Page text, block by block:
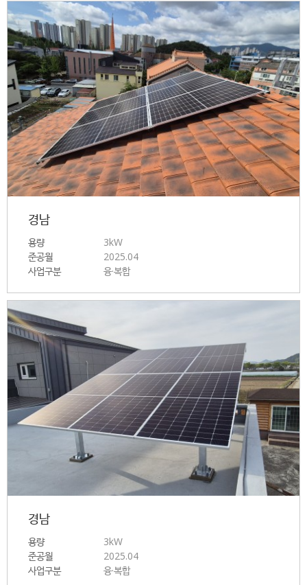
경남
용량
3kW
준공월
2025.04
사업구분
융·복합
경남
용량
3kW
준공월
2025.04
사업구분
융·복합